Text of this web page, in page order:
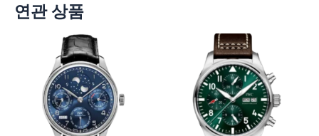
연관 상품